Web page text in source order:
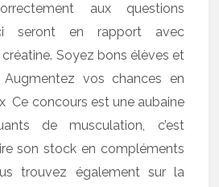
aux questions
ci seront en rapport avec
créatine. Soyez bons élèves et
vos chances en
Ce concours est une aubaine
de musculation, c’est
son stock en compléments
trouvez également sur la